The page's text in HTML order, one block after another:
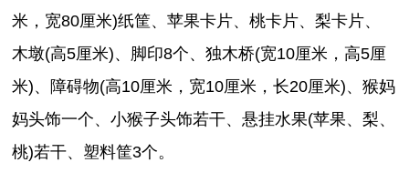
米，宽80厘米)纸筐、苹果卡片、桃卡片、梨卡片、
木墩(高5厘米)、脚印8个、独木桥(宽10厘米，高5厘
米)、障碍物(高10厘米，宽10厘米，长20厘米)、猴妈
妈头饰一个、小猴子头饰若干、悬挂水果(苹果、梨、
桃)若干、塑料筐3个。